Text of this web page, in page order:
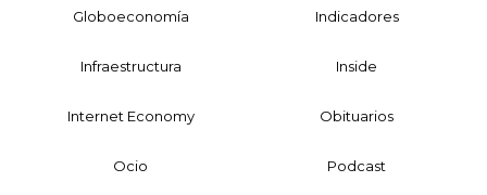
Globoeconomía Indicadores
Infraestructura Inside
Internet Economy Obituarios
Ocio Podcast